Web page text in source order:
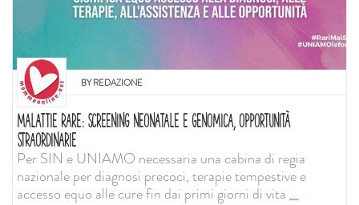
BYREDAZIONE
MALATTIE RARE: SCREENING NEONATALE E GENOMICA, OPPORTUNITÀ
STRAORDINARIE
Per SIN e UNIAMO necessaria una cabina di regia
nazionale per diagnosi precoci, terapie tempestive e
accesso equo alle cure fin dai primi giorni di vita ...